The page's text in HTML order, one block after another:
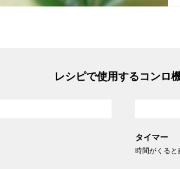
レシピで使用するコンロ
タイマー
時間がくると